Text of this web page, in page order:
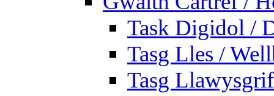
Task Digidol /
Tasg Lles /
Tasg